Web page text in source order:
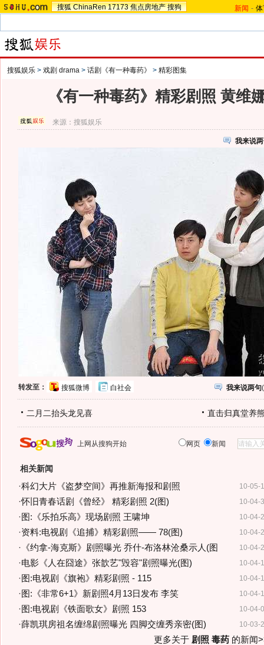
搜狐 ChinaRen 17173 焦点房地产 搜狗 新闻 -
搜狐娱乐 > 戏剧 drama > 话剧《有一种毒药》 > 精彩图集
《有一种毒药》精彩剧照 黄维
来源：搜狐娱乐
我来说
转发至： 搜狐微博 白社会 我来说两句(
二月二抬头龙见喜 直击归真堂养
上网从搜狗开始 网页 新闻
相关新闻
10-05-
·科幻大片《盗梦空间》再推新海报和剧照
10-04-
·怀旧青春话剧《曾经》 精彩剧照 2(图)
10-04-
· 图:《乐拍乐高》现场剧照 王啸坤
10-04-
·资料:电视剧《追捕》精彩剧照—— 78(图)
10-04-
· 《约拿-海克斯》剧照曝光 乔什-布洛林沧桑示人(图
10-04-
·电影《人在囧途》张歆艺"毁容"剧照曝光(图)
10-04-
· 图:电视剧《旗袍》精彩剧照 - 115
10-04-
· 图:《非常6+1》新剧照4月13日发布 李笑
10-04-
· 图:电视剧《铁面歌女》剧照 153
10-03-
·薛凯琪房祖名缠绵剧照曝光 四脚交缠秀亲密(图)
更多关于 剧照 毒药的新闻